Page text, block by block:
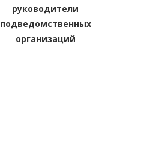
руководители
подведомственных
организаций